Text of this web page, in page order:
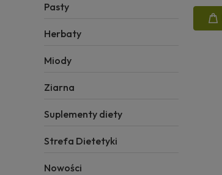
Pasty
Herbaty
Miody
Ziarna
Suplementy diety
Strefa Dietetyki
Nowości